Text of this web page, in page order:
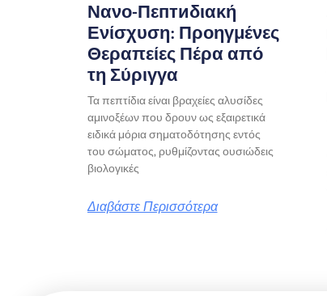
Νανο-Πεптиδιακή
Ενίσχυση: Προηγμένες
Θεραπείες Πέρα από
τη Σύριγγα
Τα πεπτίδια είναι βραχείες αλυσίδες
αμινοξέων που δρουν ως εξαιρετικά
ειδικά μόρια σηματοδότησης εντός
του σώματος, ρυθμίζοντας ουσιώδεις
βιολογικές
Διαβάστε Περισσότερα